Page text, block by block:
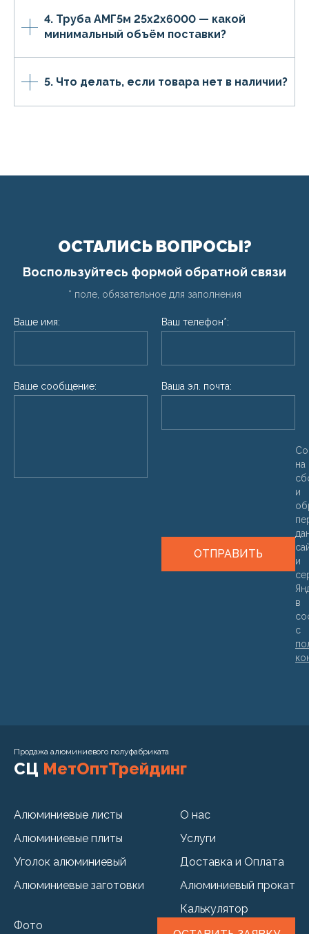
4. Труба АМГ5м 25х2х6000 — какой
минимальный объём поставки?
5. Что делать, если товара нет в наличии?
ОСТАЛИСЬ ВОПРОСЫ?
Воспользуйтесь формой обратной связи
* поле, обязательное для заполнения
Ваше имя:
Ваше сообщение:
Ваш телефон*:
Ваша эл. почта:
ОТПРАВИТЬ
на
и
и
в
с
Продажа алюминиевого полуфабриката
СЦ МетОптТрейдинг
Алюминиевые листы
Алюминиевые плиты
Уголок алюминиевый
Алюминиевые заготовки
О нас
Услуги
Доставка и Оплата
Алюминиевый прокат
Калькулятор
Фото